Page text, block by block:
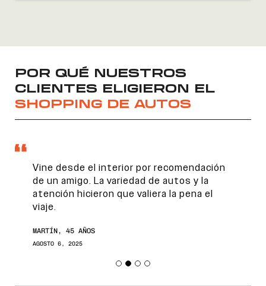
POR QUÉ NUESTROS
CLIENTES ELIGIERON EL
SHOPPING DE AUTOS
Vine desde el interior por recomendación
de un amigo. La variedad de autos y la
atención hicieron que valiera la pena el
viaje.
MARTÍN, 45 AÑOS
AGOSTO 6, 2025